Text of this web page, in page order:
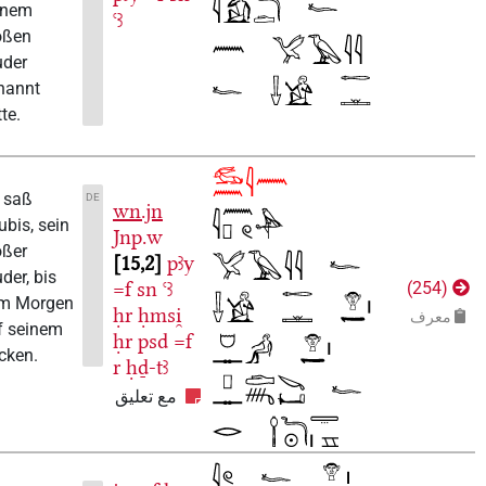
seinem
großen
Bruder
genannt
hatte.
254
)
wn.jn
Jnp.w
15,2
pꜣy
=f
ḥr ḥmsi̯
ḥr psd
=f
r ḥḏ-tꜣ
مع تعليق
Da saß
Anubis, sein
großer
Bruder, bis
zum Morgen
auf seinem
Rücken.